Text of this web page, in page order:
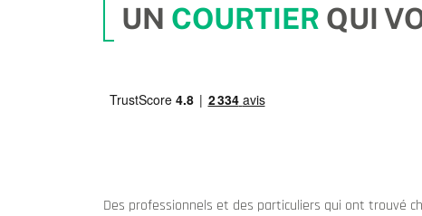
UN COURTIER QUI
Des professionnels et des particuliers qui ont trouvé